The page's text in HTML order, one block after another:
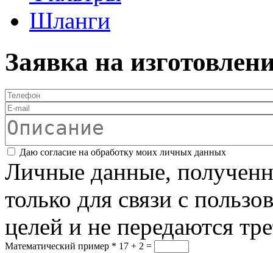
Шланги
Заявка на
Телефон
E-mail
Описание
Соглашение*
Даю согласие на обработку моих личных данных
Личные данные,
только для связи с
целей и не передаются
Математический пример * 17 + 2 =